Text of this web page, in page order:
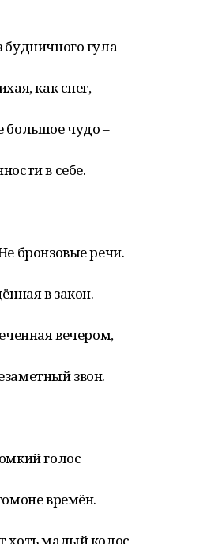
гула
как снег,
большое чудо –
в себе.
бронзовые речи.
в закон.
вечером,
звон.
голос
времён.